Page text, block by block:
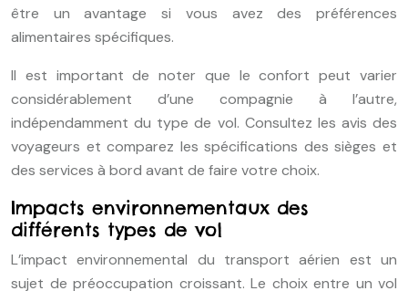
être un avantage si vous avez des préférences
alimentaires spécifiques.
Il est important de noter que le confort peut varier
considérablement d’une compagnie à l’autre,
indépendamment du type de vol. Consultez les avis des
voyageurs et comparez les spécifications des sièges et
des services à bord avant de faire votre choix.
Impacts environnementaux des
différents types de vol
L’impact environnemental du transport aérien est un
sujet de préoccupation croissant. Le choix entre un vol